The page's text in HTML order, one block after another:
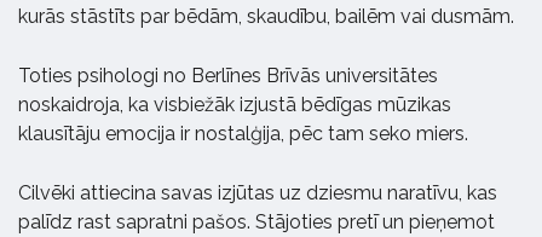
kurās stāstīts par bēdām, skaudību, bailēm vai dusmām.
Toties psihologi no Berlīnes Brīvās universitātes
noskaidroja, ka visbiežāk izjustā bēdīgas mūzikas
klausītāju emocija ir nostalģija, pēc tam seko miers.
Cilvēki attiecina savas izjūtas uz dziesmu naratīvu, kas
palīdz rast sapratni pašos. Stājoties pretī un pieņemot